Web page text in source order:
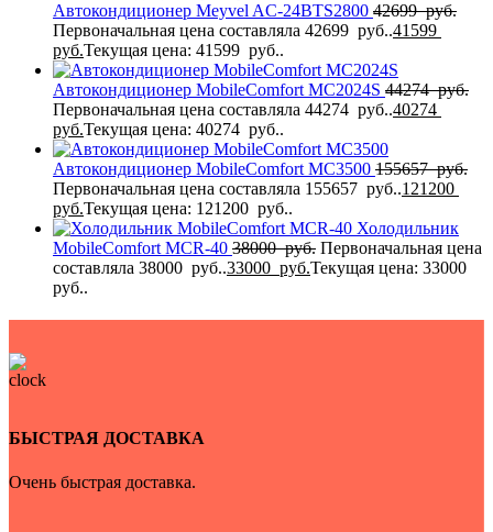
Автокондиционер Meyvel AC-24BTS2800 42699руб.
Первоначальная цена составляла 42699 руб..41599
руб.Текущая цена: 41599 руб..
Автокондиционер MobileComfort MC2024S 44274руб.
Первоначальная цена составляла 44274 руб..40274
руб.Текущая цена: 40274 руб..
Автокондиционер MobileComfort MC3500 155657руб.
Первоначальная цена составляла 155657 руб..121200
руб.Текущая цена: 121200 руб..
Холодильник
MobileComfort MCR-40 38000руб. Первоначальная цена
составляла 38000 руб..33000 руб.Текущая цена: 33000
руб..
БЫСТРАЯ ДОСТАВКА
Очень быстрая доставка.